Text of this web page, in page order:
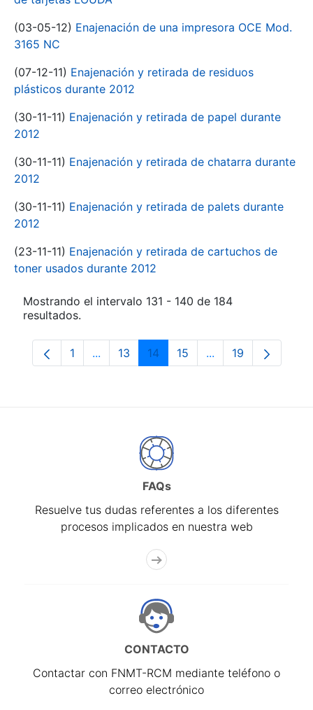
(03-05-12) Enajenación de una impresora OCE Mod.
3165 NC
(07-12-11) Enajenación y retirada de residuos
plásticos durante 2012
(30-11-11) Enajenación y retirada de papel durante
2012
(30-11-11) Enajenación y retirada de chatarra durante
2012
(30-11-11) Enajenación y retirada de palets durante
2012
(23-11-11) Enajenación y retirada de cartuchos de
toner usados durante 2012
Mostrando el intervalo 131 - 140 de 184
resultados.
Página
1 ...Páginas intermedias Use TAB para
Página
13 Página
14 Página
15 ...PáginasPágina
19
FAQs
Resuelve tus dudas referentes a los diferentes
procesos implicados en nuestra web
CONTACTO
Contactar con FNMT-RCM mediante teléfono o
correo electrónico